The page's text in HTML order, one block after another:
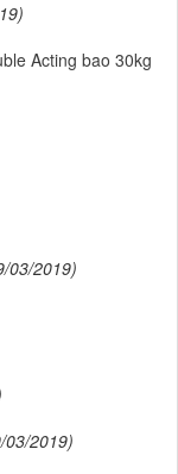
Acting bao 30kg
03/2019)
03/2019)